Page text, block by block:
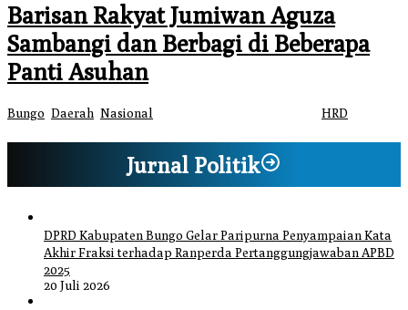
Barisan Rakyat Jumiwan Aguza
Sambangi dan Berbagi di Beberapa
Panti Asuhan
Bungo Daerah Nasional HRD
Jurnal Politik
DPRD Kabupaten Bungo Gelar Paripurna Penyampaian Kata
Akhir Fraksi terhadap Ranperda Pertanggungjawaban APBD
2025
20 Juli 2026